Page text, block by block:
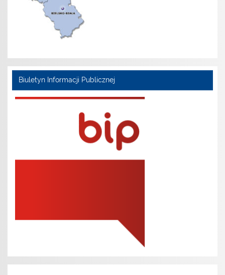
Biuletyn Informacji Publicznej